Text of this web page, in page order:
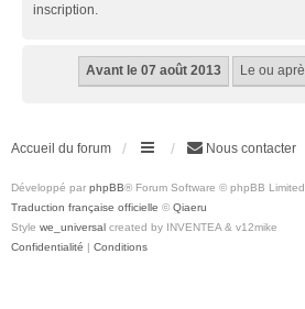
inscription.
Accueil du forum Nous contacter
Développé par phpBB® Forum Software © phpBB Limited
Traduction française officielle © Qiaeru
Style we_universal created by INVENTEA & v12mike
Confidentialité | Conditions